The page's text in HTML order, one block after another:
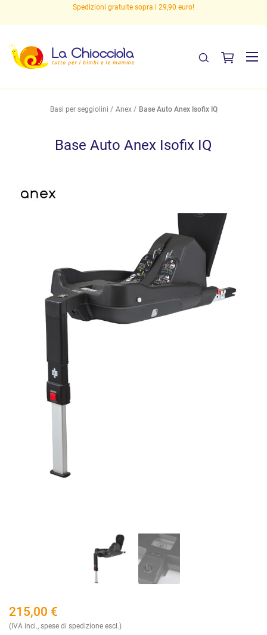
Spedizioni gratuite sopra i 29,90 euro!
Basi per seggiolini Anex Base Auto Anex Isofix IQ
Base Auto Anex Isofix IQ
215,00 €
(IVA incl., spese di spedizione escl.)